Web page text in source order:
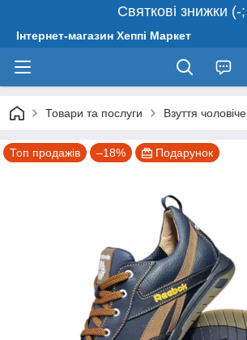
Святкові знижки (-;
Інтернет-магазин Хеппі Маркет
Товари та послуги Взуття чоловіче
Топ продажів –18% Подарунок